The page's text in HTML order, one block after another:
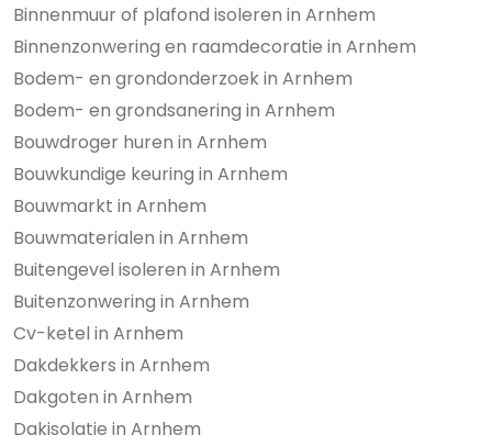
Binnenmuur of plafond isoleren in Arnhem
Binnenzonwering en raamdecoratie in Arnhem
Bodem- en grondonderzoek in Arnhem
Bodem- en grondsanering in Arnhem
Bouwdroger huren in Arnhem
Bouwkundige keuring in Arnhem
Bouwmarkt in Arnhem
Bouwmaterialen in Arnhem
Buitengevel isoleren in Arnhem
Buitenzonwering in Arnhem
Cv-ketel in Arnhem
Dakdekkers in Arnhem
Dakgoten in Arnhem
Dakisolatie in Arnhem